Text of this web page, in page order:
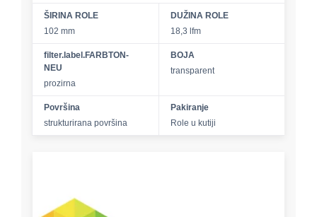
ŠIRINA ROLE
102 mm
DUŽINA ROLE
18,3 lfm
filter.label.FARBTON-
NEU
prozirna
BOJA
transparent
Površina
strukturirana površina
Pakiranje
Role u kutiji